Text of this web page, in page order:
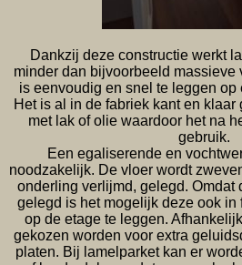
Dankzij deze constructie werkt
minder dan bijvoorbeeld massieve
is eenvoudig en snel te leggen op
Het is al in de fabriek kant en
met lak of olie waardoor het na
gebruik.
Een egaliserende en
noodzakelijk. De vloer wordt
onderling verlijmd, gelegd. Omdat
gelegd is het mogelijk deze ook in
op de etage te leggen.
gekozen worden voor extra
platen. Bij lamelparket kan er